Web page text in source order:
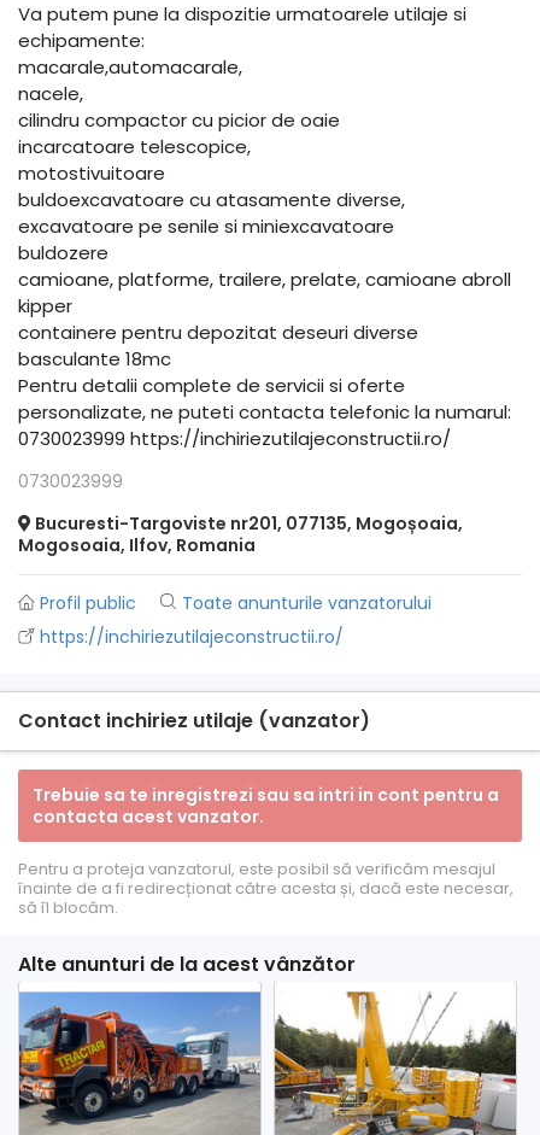
Va putem pune la dispozitie urmatoarele utilaje si
echipamente:
macarale,automacarale,
nacele,
cilindru compactor cu picior de oaie
incarcatoare telescopice,
motostivuitoare
buldoexcavatoare cu atasamente diverse,
excavatoare pe senile si miniexcavatoare
buldozere
camioane, platforme, trailere, prelate, camioane abroll
kipper
containere pentru depozitat deseuri diverse
basculante 18mc
Pentru detalii complete de servicii si oferte
personalizate, ne puteti contacta telefonic la numarul:
0730023999 https://inchiriezutilajeconstructii.ro/
0730023999
Bucuresti-Targoviste nr201, 077135, Mogoșoaia,
Mogosoaia, Ilfov, Romania
Profil public
Toate anunturile vanzatorului
https://inchiriezutilajeconstructii.ro/
Contact inchiriez utilaje (vanzator)
Trebuie sa te inregistrezi sau sa intri in cont pentru a
contacta acest vanzator.
Pentru a proteja vanzatorul, este posibil să verificăm mesajul
înainte de a fi redirecționat către acesta și, dacă este necesar,
să îl blocăm.
Alte anunturi de la acest vânzător